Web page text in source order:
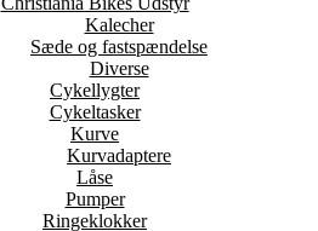
Kalecher
Sæde og fastspændelse
Diverse
Cykellygter
Cykeltasker
Kurve
Kurvadaptere
Låse
Pumper
Ringeklokker